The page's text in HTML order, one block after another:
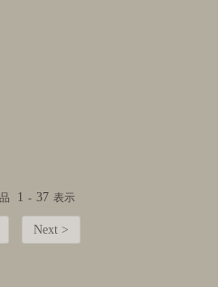
1 - 37 表示
Next >